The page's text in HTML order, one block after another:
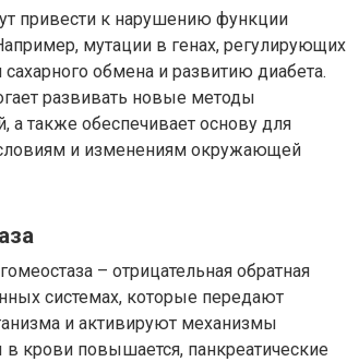
привести к нарушению функции
мутации в генах, регулирующих
обмена и развитию диабета.
развивать новые методы
а также обеспечивает основу для
и изменениям окружающей
– отрицательная обратная
системах, которые передают
и активируют механизмы
крови повышается, панкреатические